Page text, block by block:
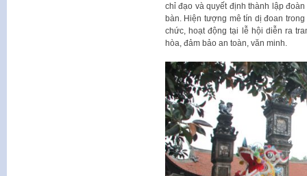
chỉ đạo và quyết định thành lập
bàn. Hiện tượng mê tín dị đoan
chức, hoạt động tại lễ hội diễn ra
hòa, đảm bảo an toàn, văn minh.